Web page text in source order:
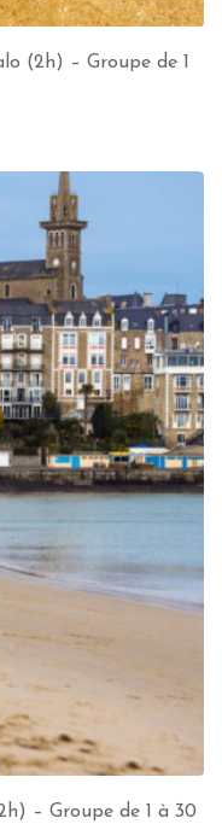
(2h) – Groupe de 1
– Groupe de 1 à 30